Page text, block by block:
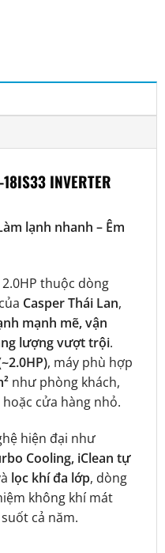
INVERTER
lạnh nhanh – Êm
2.0HP thuộc dòng
Casper Thái Lan,
mạnh mẽ, vận
lượng vượt trội.
, máy phù hợp
như phòng khách,
cửa hàng nhỏ.
hiện đại như
Cooling, iClean tự
lọc khí đa lớp, dòng
không khí mát
cả năm.